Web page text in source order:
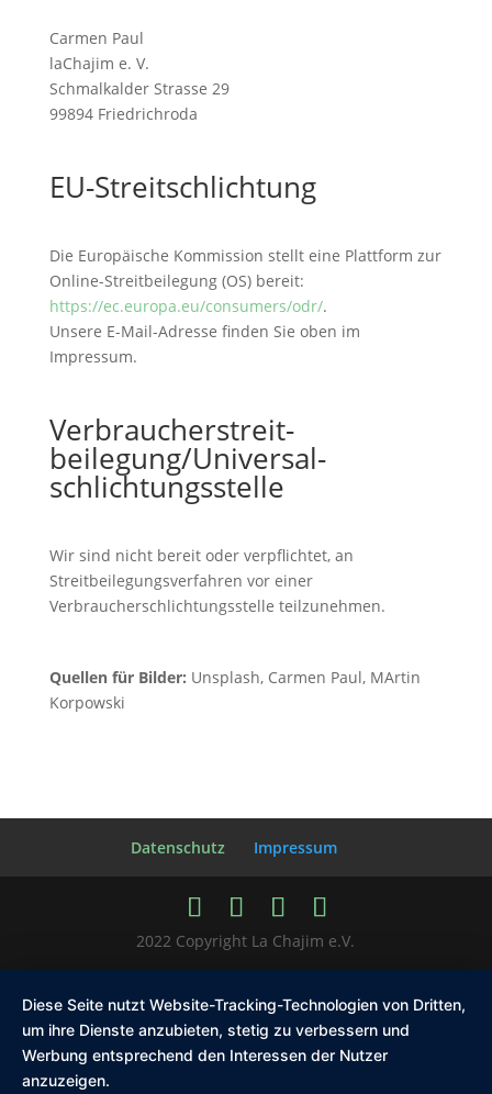
Carmen Paul
laChajim e. V.
Schmalkalder Strasse 29
99894 Friedrichroda
EU-Streitschlichtung
Die Europäische Kommission stellt eine Plattform zur
Online-Streitbeilegung (OS) bereit:
https://ec.europa.eu/consumers/odr/.
Unsere E-Mail-Adresse finden Sie oben im
Impressum.
Verbraucher­streit­
beilegung/Universal­
schlichtungs­stelle
Wir sind nicht bereit oder verpflichtet, an
Streitbeilegungsverfahren vor einer
Verbraucherschlichtungsstelle teilzunehmen.
Quellen für Bilder: Unsplash, Carmen Paul, MArtin
Korpowski
Datenschutz Impressum
2022 Copyright La Chajim e.V.
Diese Seite nutzt Website-Tracking-Technologien von Dritten,
um ihre Dienste anzubieten, stetig zu verbessern und
Werbung entsprechend den Interessen der Nutzer
anzuzeigen.